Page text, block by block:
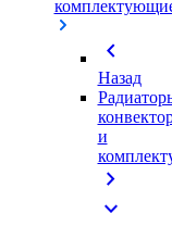
chevron_left
Назад
и
chevron_right
expand_more